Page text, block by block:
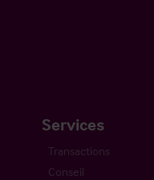
Services
Transactions
Conseil